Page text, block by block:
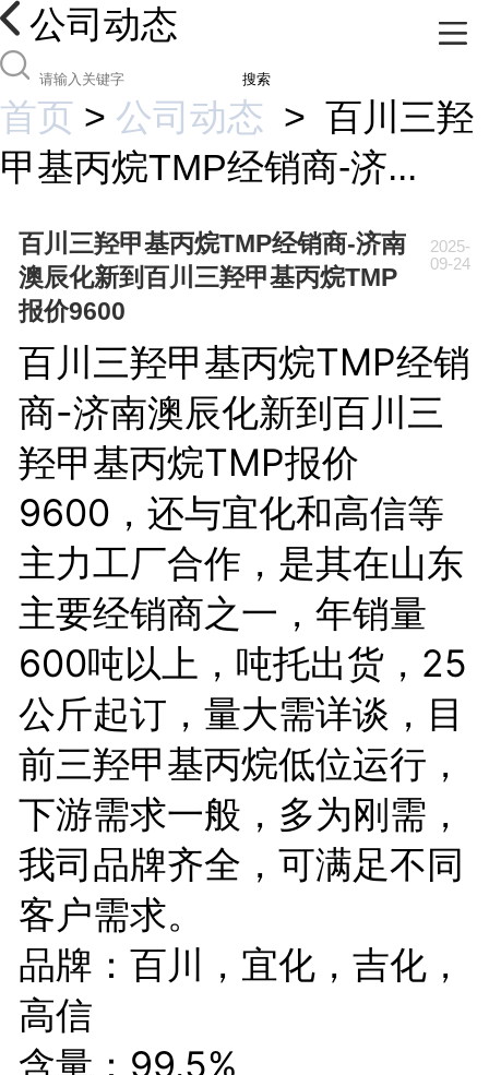
公司动态
搜索
首页 > 公司动态 > 百川三羟
甲基丙烷TMP经销商-济...
百川三羟甲基丙烷TMP经销商-济南
澳辰化新到百川三羟甲基丙烷TMP
报价9600
2025-
09-24
百川三羟甲基丙烷TMP经销
商-济南澳辰化新到百川三
羟甲基丙烷TMP报价
9600，还与宜化和高信等
主力工厂合作，是其在山东
主要经销商之一，年销量
600吨以上，吨托出货，25
公斤起订，量大需详谈，目
前三羟甲基丙烷低位运行，
下游需求一般，多为刚需，
我司品牌齐全，可满足不同
客户需求。
品牌：百川，宜化，吉化，
高信
含量：99.5%